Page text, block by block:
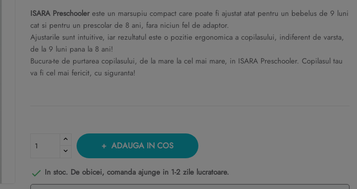
ISARA Preschoolereste un marsupiu compact care poate fi ajustat atat pentru un bebelus de 9 luni
cat si pentru un prescolar de 8 ani, fara niciun fel de adaptor.
Ajustarile sunt intuitive, iar rezultatul este o pozitie ergonomica a copilasului, indiferent de varsta,
de la 9 luni pana la 8 ani!
Bucura-te de purtarea copilasului, de la mare la cel mai mare, in ISARA Preschooler. Copilasul tau
va fi cel mai fericit, cu siguranta!
ADAUGA IN COS
 In stoc. De obicei, comanda ajunge in 1-2 zile lucratoare.